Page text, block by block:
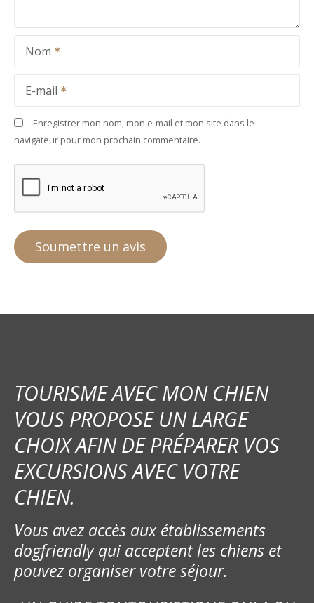
Nom
E-mail
Enregistrer mon nom, mon e-mail et mon site dans le
navigateur pour mon prochain commentaire.
TOURISME AVEC MON CHIEN
VOUS PROPOSE UN LARGE
CHOIX AFIN DE PRÉPARER VOS
EXCURSIONS AVEC VOTRE
CHIEN.
Vous avez accès aux établissements
dogfriendly qui acceptent les chiens et
pouvez organiser votre séjour.